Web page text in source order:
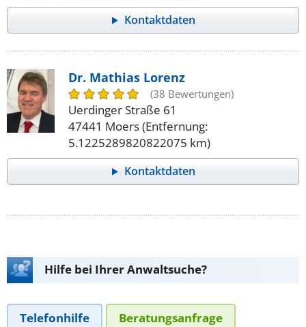
Kontaktdaten
Dr. Mathias Lorenz
(38 Bewertungen)
Uerdinger Straße 61
47441 Moers (Entfernung:
5.1225289820822075 km)
Kontaktdaten
Hilfe bei Ihrer Anwaltsuche?
Telefonhilfe Beratungsanfrage